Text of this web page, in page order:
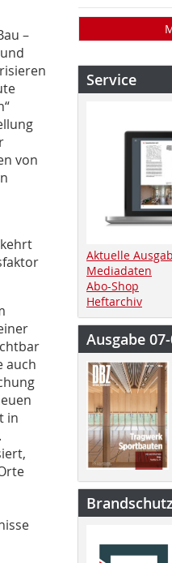
–
von
auch
in
Service
Aktuelle
Mediadaten
Abo-Shop
Heftarchiv
Ausgabe
Brandschutz